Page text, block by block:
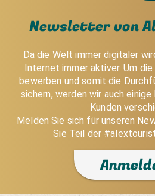
Newsletter von
Da die Welt immer digitaler
Internet immer aktiver. Um die
bewerben und somit die
sichern, werden wir auch
Kunden
Melden Sie sich für unseren
Sie Teil der